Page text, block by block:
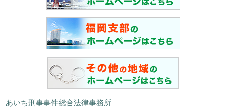
あいち刑事事件総合法律事務所